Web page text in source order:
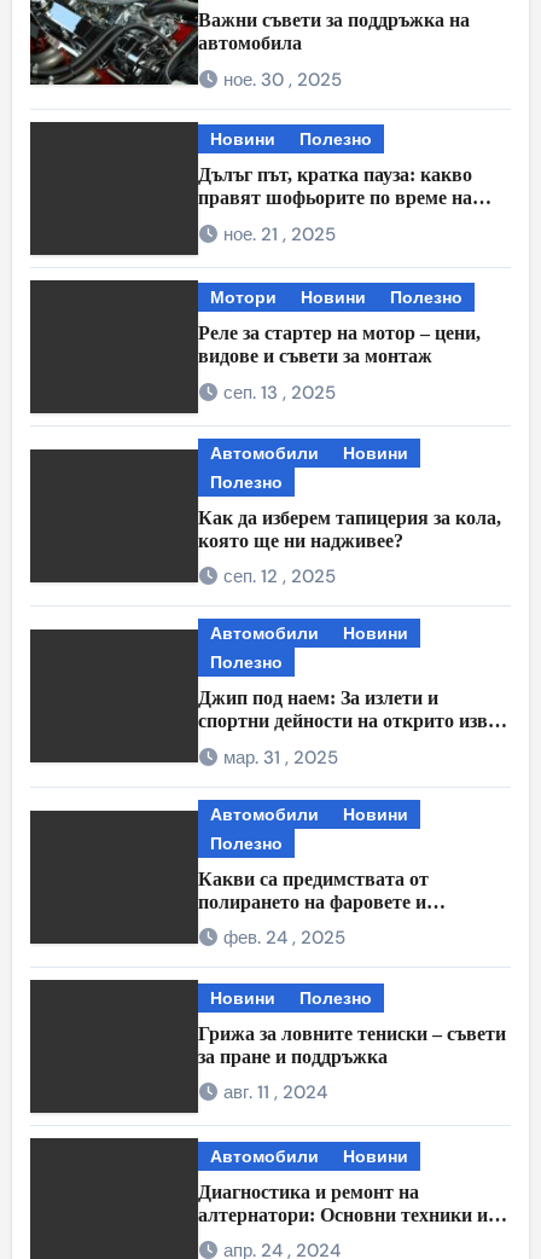
Важни съвети за поддръжка на
автомобила
ное. 30 , 2025
Новини Полезно
Дълъг път, кратка пауза: какво
правят шофьорите по време на
междинните спирки
ное. 21 , 2025
Мотори Новини Полезно
Реле за стартер на мотор – цени,
видове и съвети за монтаж
сеп. 13 , 2025
Автомобили
Новини
Полезно
Как да изберем тапицерия за кола,
която ще ни надживее?
сеп. 12 , 2025
Автомобили
Новини
Полезно
Джип под наем: За излети и
спортни дейности на открито извън
града
мар. 31 , 2025
Автомобили
Новини
Полезно
Какви са предимствата от
полирането на фаровете и
полагането на защитно фолио?
фев. 24 , 2025
Новини Полезно
Грижа за ловните тениски – съвети
за пране и поддръжка
авг. 11 , 2024
Автомобили Новини
Диагностика и ремонт на
алтернатори: Основни техники и
процедури
апр. 24 , 2024